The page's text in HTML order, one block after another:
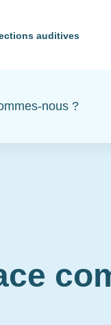
auditives
nous ?